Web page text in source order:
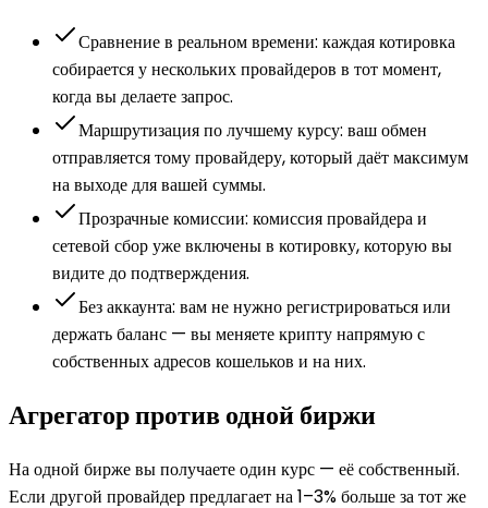
Сравнение в реальном времени: каждая котировка
собирается у нескольких провайдеров в тот момент,
когда вы делаете запрос.
Маршрутизация по лучшему курсу: ваш обмен
отправляется тому провайдеру, который даёт максимум
на выходе для вашей суммы.
Прозрачные комиссии: комиссия провайдера и
сетевой сбор уже включены в котировку, которую вы
видите до подтверждения.
Без аккаунта: вам не нужно регистрироваться или
держать баланс — вы меняете крипту напрямую с
собственных адресов кошельков и на них.
Агрегатор против одной биржи
На одной бирже вы получаете один курс — её собственный.
Если другой провайдер предлагает на 1–3% больше за тот же